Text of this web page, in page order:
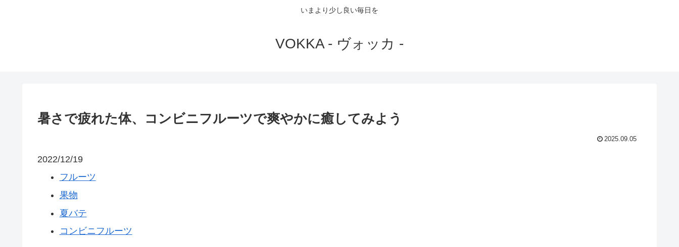
いまより少し良い毎日を
VOKKA - ヴォッカ -
暑さで疲れた体、コンビニフルーツで爽やかに癒してみよう
2025.09.05
2022/12/19
フルーツ
果物
夏バテ
コンビニフルーツ